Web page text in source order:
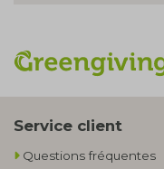
Service client
Questions fréquentes